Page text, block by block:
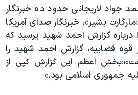
چین
جواد لاریجانی حدود ده خبرنگار
بشیر»، خبرنگار صدای آمریکا
درباره گزارش احمد شهید پرسید که
قضاییه، گزارش احمد شهید را
گفت:«بخش اعظم این گزارش کپی از
جمهوری اسلامی بود.»